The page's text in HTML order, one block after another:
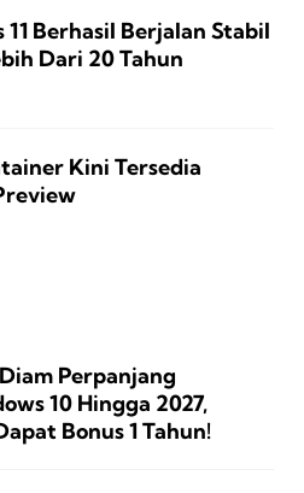
Berhasil Berjalan Stabil
Dari 20 Tahun
Kini Tersedia
Perpanjang
10 Hingga 2027,
Bonus 1 Tahun!